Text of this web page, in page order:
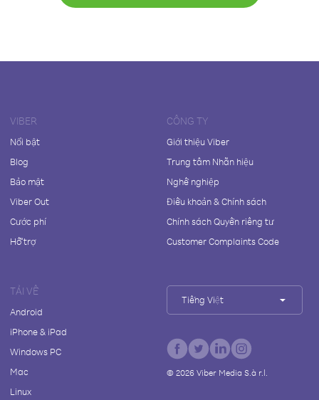
VIBER
Nổi bật
Blog
Bảo mật
Viber Out
Cước phí
Hỗ trợ
CÔNG TY
Giới thiệu Viber
Trung tâm Nhãn hiệu
Nghề nghiệp
Điều khoản & Chính sách
Chính sách Quyền riêng tư
Customer Complaints Code
TẢI VỀ
Android
iPhone & iPad
Windows PC
Mac
Linux
Tiếng Việt
© 2026Viber Media S.à r.l.